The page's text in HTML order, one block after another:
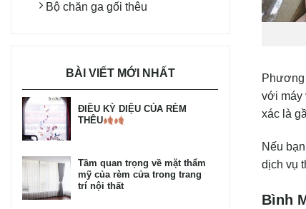
Bộ chăn ga gối thêu
BÀI VIẾT MỚI NHẤT
ĐIỀU KỲ DIỆU CỦA RÈM
THÊU
Tầm quan trọng về mặt thẩm
mỹ của rèm cửa trong trang
trí nội thất
Phương
với máy
xác là
Nếu
dịch vụ
Bình